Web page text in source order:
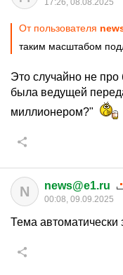
17:26, 08.08.2025
От пользователя
таким масштабом
Это случайно не про
была ведущей
миллионером?"
N news@e1.ru
00:08, 09.09.2025
Тема автоматически